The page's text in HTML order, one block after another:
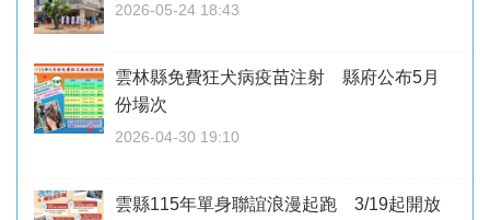
2026-05-24 18:43
雲林縣免費狂犬病疫苗注射 縣府公布5月
份場次
2026-04-30 19:10
雲縣115年單身聯誼浪漫起跑 3/19起開放